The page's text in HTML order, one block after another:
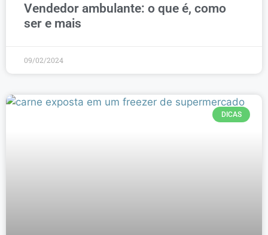
Vendedor ambulante: o que é, como
ser e mais
09/02/2024
DICAS